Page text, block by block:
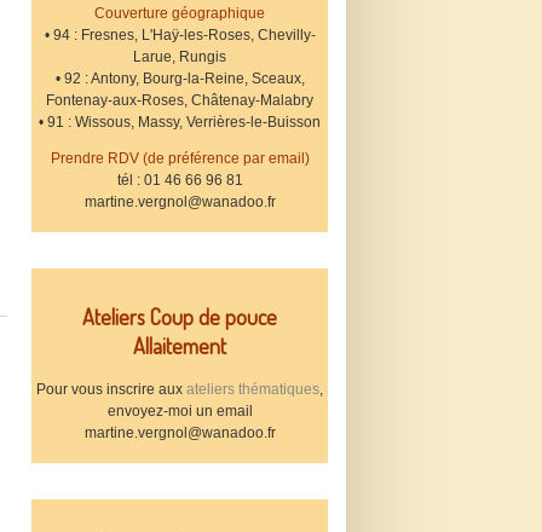
Couverture géographique
• 94 : Fresnes, L'Haÿ-les-Roses, Chevilly-
Larue, Rungis
• 92 : Antony, Bourg-la-Reine, Sceaux,
Fontenay-aux-Roses, Châtenay-Malabry
• 91 : Wissous, Massy, Verrières-le-Buisson
Prendre RDV (de préférence par email)
tél : 01 46 66 96 81
martine.vergnol@wanadoo.fr
Ateliers Coup de pouce
Allaitement
Pour vous inscrire aux ateliers thématiques
envoyez-moi un email
martine.vergnol@wanadoo.fr